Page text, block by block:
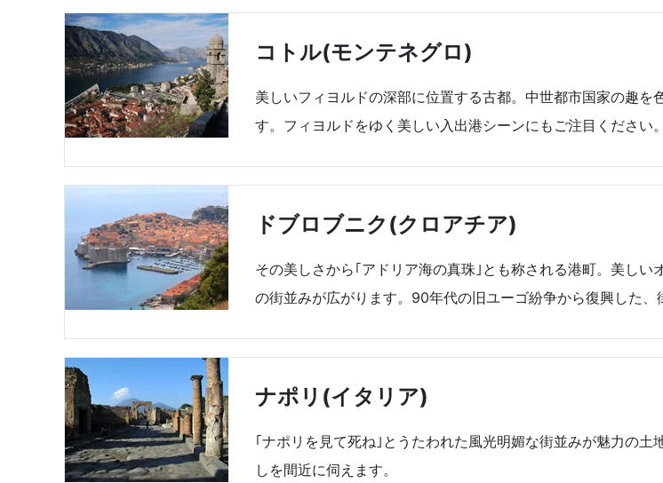
コトル(モンテネグロ)
美しいフィヨルドの深部に位置する古都。中世都市国家の趣
す。フィヨルドをゆく美しい入出港シーンにもご注目ください。
ドブロブニク(クロアチア)
その美しさから｢アドリア海の真珠｣とも称される港町。美し
の街並みが広がります。90年代の旧ユーゴ紛争から復興した、
ナポリ(イタリア)
｢ナポリを見て死ね｣とうたわれた風光明媚な街並みが魅力の
しを間近に伺えます。